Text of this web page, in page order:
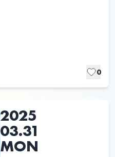
0
2025
03.31
MON